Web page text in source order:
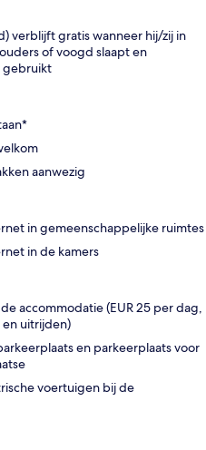
verblijft gratis wanneer hij/zij in
of voogd slaapt en
gebruikt
aanwezig
in gemeenschappelijke ruimtes
in de kamers
accommodatie (EUR 25 per dag,
uitrijden)
en parkeerplaats voor
voertuigen bij de